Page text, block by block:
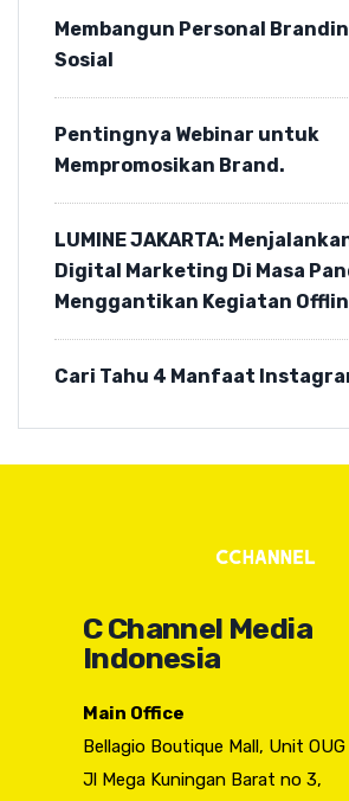
Membangun Personal
Sosial
Pentingnya Webinar untuk
Mempromosikan Brand.
LUMINE JAKARTA:
Digital Marketing Di Masa
Menggantikan Kegiatan
Cari Tahu 4 Manfaat
C Channel Media
Indonesia
Main Office
Bellagio Boutique Mall, Unit OUG
Jl Mega Kuningan Barat no 3,